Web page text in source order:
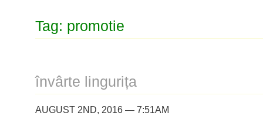
Tag: promotie
învârte lingurița
AUGUST 2ND, 2016 — 7:51AM